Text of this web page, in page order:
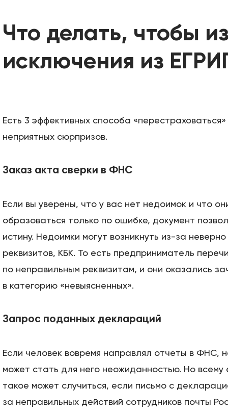
Что делать, чтобы
исключения из
Есть 3 эффективных способа
неприятных сюрпризов.
Заказ акта сверки в ФНС
Если вы уверены, что у вас нет недоимок и что
образоваться только по ошибке, документ
истину. Недоимки могут возникнуть из-за
реквизитов, КБК. То есть предприниматель
по неправильным реквизитам, и они оказались
в категорию «невыясненных».
Запрос поданных деклараций
Если человек вовремя направлял отчеты в ФНС,
может стать для него неожиданностью. Но всему
такое может случиться, если письмо с
за неправильных действий сотрудников почты
Этапы